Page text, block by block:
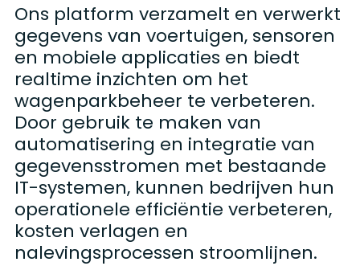
Ons platform verzamelt en verwerkt
gegevens van voertuigen, sensoren
en mobiele applicaties en biedt
realtime inzichten om het
wagenparkbeheer te verbeteren.
Door gebruik te maken van
automatisering en integratie van
gegevensstromen met bestaande
IT-systemen, kunnen bedrijven hun
operationele efficiëntie verbeteren,
kosten verlagen en
nalevingsprocessen stroomlijnen.